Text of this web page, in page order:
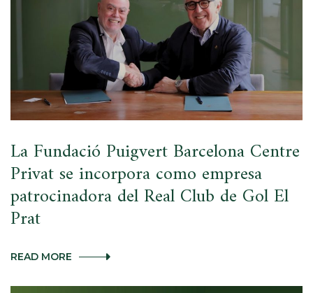
MEJORES
CAMPOS
DE
GOLF
DE
ESPAÑA
SEGÚN
TOP100GOLFCOURSES
La Fundació Puigvert Barcelona Centre
Privat se incorpora como empresa
patrocinadora del Real Club de Gol El
Prat
READ MORE LA